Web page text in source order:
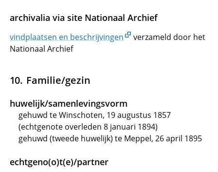
archivalia via site Nationaal Archief
vindplaatsen en beschrijvingen
verzameld door het
Nationaal Archief
Familie/gezin
huwelijk/samenlevingsvorm
gehuwd te Winschoten, 19 augustus 1857
(echtgenote overleden 8 januari 1894)
gehuwd (tweede huwelijk) te Meppel, 26 april 1895
echtgeno(o)t(e)/partner